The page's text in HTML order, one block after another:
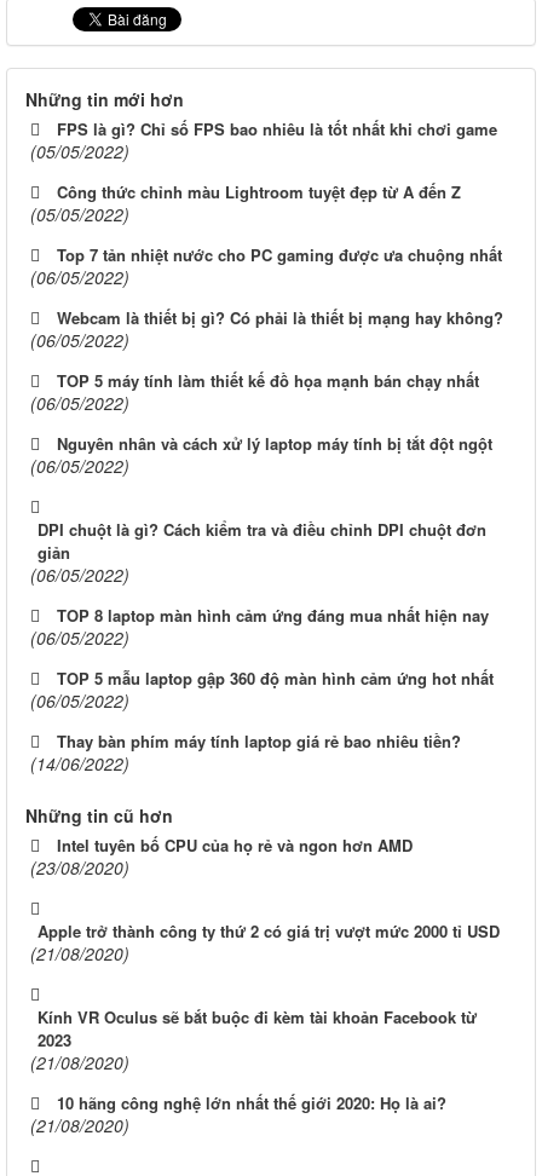
Những tin mới hơn
FPS là gì? Chỉ số FPS bao nhiêu là tốt nhất khi chơi game
(05/05/2022)
Công thức chỉnh màu Lightroom tuyệt đẹp từ A đến Z
(05/05/2022)
Top 7 tản nhiệt nước cho PC gaming được ưa chuộng nhất
(06/05/2022)
Webcam là thiết bị gì? Có phải là thiết bị mạng hay không?
(06/05/2022)
TOP 5 máy tính làm thiết kế đồ họa mạnh bán chạy nhất
(06/05/2022)
Nguyên nhân và cách xử lý laptop máy tính bị tắt đột ngột
(06/05/2022)
DPI chuột là gì? Cách kiểm tra và điều chỉnh DPI chuột đơn
giản
(06/05/2022)
TOP 8 laptop màn hình cảm ứng đáng mua nhất hiện nay
(06/05/2022)
TOP 5 mẫu laptop gập 360 độ màn hình cảm ứng hot nhất
(06/05/2022)
Thay bàn phím máy tính laptop giá rẻ bao nhiêu tiền?
(14/06/2022)
Những tin cũ hơn
Intel tuyên bố CPU của họ rẻ và ngon hơn AMD
(23/08/2020)
Apple trở thành công ty thứ 2 có giá trị vượt mức 2000 tỉ USD
(21/08/2020)
Kính VR Oculus sẽ bắt buộc đi kèm tài khoản Facebook từ
2023
(21/08/2020)
10 hãng công nghệ lớn nhất thế giới 2020: Họ là ai?
(21/08/2020)